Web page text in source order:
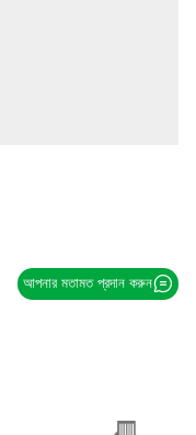
আপনার মতামত প্রদান করুন